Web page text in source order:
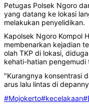
Petugas Polsek Ngoro
yang datang ke lokasi
melakukan penyelidikan.
Kapolsek Ngoro Kompol
membenarkan kejadian
olah TKP di lokasi,
kehati-hatian
"Kurangnya konsentrasi
arus lalu lintas di
#Mojokerto#kecelakaan